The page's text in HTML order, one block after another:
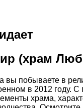
(храм
вы побываете в
в 2012 году. С
храма,